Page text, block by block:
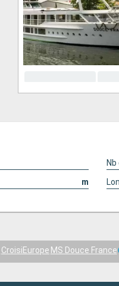
m
CroisiEurope MS Douce France